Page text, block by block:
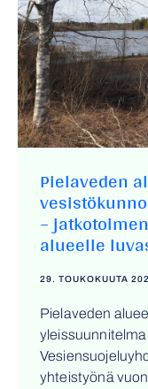
Pielaveden
–
alueelle
29. TOUKOKUUTA
Pielaveden
yhteistyönä